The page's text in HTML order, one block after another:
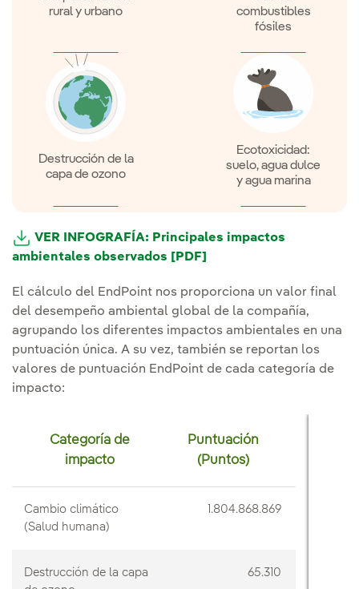
rural y urbano
combustibles
fósiles
Destrucción de la
capa de ozono
Ecotoxicidad:
suelo, agua dulce
y agua marina
VER INFOGRAFÍA: Principales impactos
ambientales observados [PDF]
El cálculo del EndPoint nos proporciona un valor final
del desempeño ambiental global de la compañía,
agrupando los diferentes impactos ambientales en una
puntuación única. A su vez, también se reportan los
valores de puntuación EndPoint de cada categoría de
impacto:
Categoría de
impacto
Puntuación
(Puntos)
Cambio climático
(Salud humana)
1.804.868.869
Destrucción de la capa
65.310